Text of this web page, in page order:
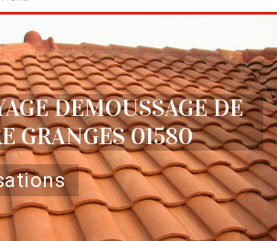
DEMOUSSAGE DE
GRANGES 01580